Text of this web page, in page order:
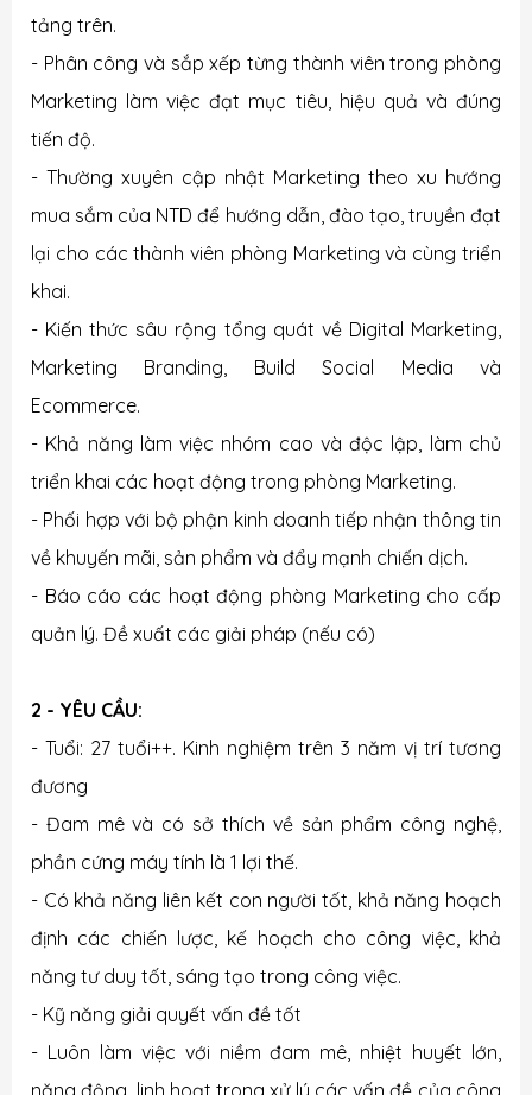
tảng trên.
- Phân công và sắp xếp từng thành viên trong phòng
Marketing làm việc đạt mục tiêu, hiệu quả và đúng
tiến độ.
- Thường xuyên cập nhật Marketing theo xu hướng
mua sắm của NTD để hướng dẫn, đào tạo, truyền đạt
lại cho các thành viên phòng Marketing và cùng triển
khai.
- Kiến thức sâu rộng tổng quát về Digital Marketing,
Marketing Branding, Build Social Media và
Ecommerce.
- Khả năng làm việc nhóm cao và độc lập, làm chủ
triển khai các hoạt động trong phòng Marketing.
- Phối hợp với bộ phận kinh doanh tiếp nhận thông tin
về khuyến mãi, sản phẩm và đẩy mạnh chiến dịch.
- Báo cáo các hoạt động phòng Marketing cho cấp
quản lý. Đề xuất các giải pháp (nếu có)
2 - YÊU CẦU:
- Tuổi: 27 tuổi++. Kinh nghiệm trên 3 năm vị trí tương
đương
- Đam mê và có sở thích về sản phẩm công nghệ,
phần cứng máy tính là 1 lợi thế.
- Có khả năng liên kết con người tốt, khả năng hoạch
định các chiến lược, kế hoạch cho công việc, khả
năng tư duy tốt, sáng tạo trong công việc.
- Kỹ năng giải quyết vấn đề tốt
- Luôn làm việc với niềm đam mê, nhiệt huyết lớn,
năng động, linh hoạt trong xử lý các vấn đề của công